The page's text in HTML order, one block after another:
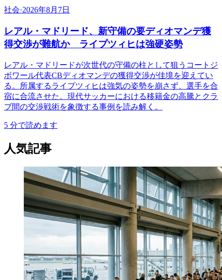
社会·2026年8月7日
レアル・マドリード、新守備の要ディオマンデ獲
得交渉が難航か ライプツィヒは強硬姿勢
レアル・マドリードが次世代の守備の柱として狙うコートジ
ボワール代表CBディオマンデの獲得交渉が佳境を迎えてい
る。所属するライプツィヒは強気の姿勢を崩さず、選手を合
宿に合流させた。現代サッカーにおける移籍金の高騰とクラ
ブ間の交渉戦術を象徴する事例を読み解く。
5 分で読めます
人気記事